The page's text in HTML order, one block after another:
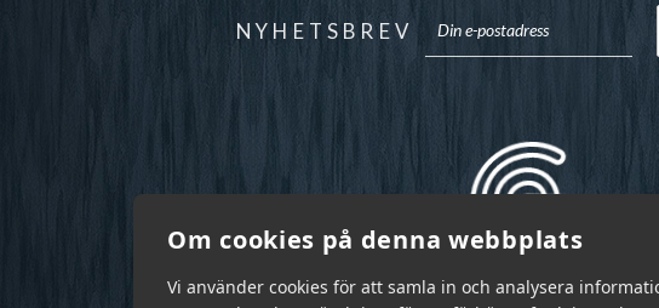
Om cookies på denna webbplats
Vi använder cookies för att samla in och analysera
NYHETSBREV